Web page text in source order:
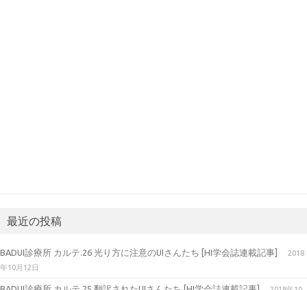
最近の投稿
BADUI診療所 カルテ.26 光り方に注意のUIさんたち [HI学会誌連載記事]
2018
年10月12日